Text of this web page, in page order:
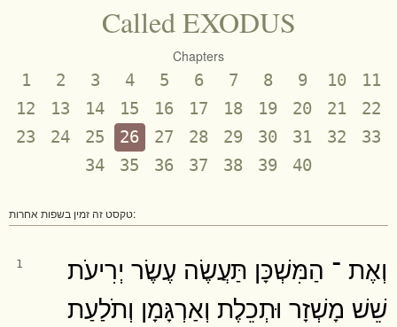
Called EXODUS
Chapters
1 2 3 4 5 6 7 8 9 10
11
12
13 14 15 16 17 18 19 20 21
22
23
24 25 26 27 28 29 30 31 32
33
34
35 36 37 38 39 40
טקסט זה זמין בשפות אחרות:
1
וְאֶת ־ הַמִּשְׁכָּן תַּעֲשֶׂה עֶשֶׂר יְרִיעֹת
שֵׁשׁ מָשְׁזָר וּתְכֵלֶת וְאַרְגָּמָן וְתֹלַעַת